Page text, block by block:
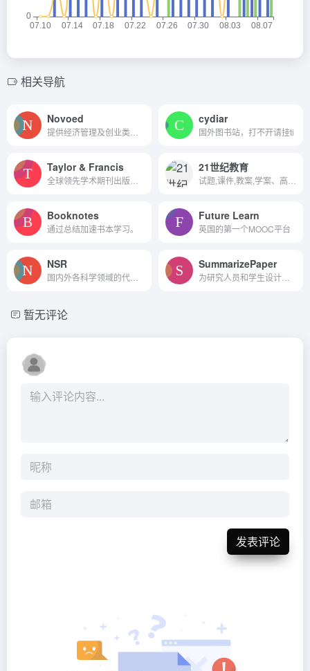
相关导航
Novoed cydiar
国外图书站，打不开请挂ti
Taylor & Francis 21世纪教育
Booknotes
通过总结加速书本学习。
Future Learn
英国的第一个MOOC平台
NSR SummarizePaper
暂无评论
发表评论